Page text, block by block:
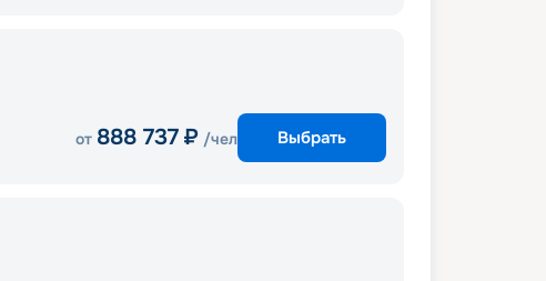
от 888 737 ₽ /чел Выбрать